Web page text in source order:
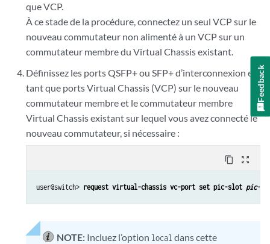
que VCP.
À ce stade de la procédure, connectez un seul VCP sur le
nouveau commutateur non alimenté à un VCP sur un
commutateur membre du Virtual Chassis existant.
Définissez les ports QSFP+ ou SFP+ d’interconnexion en
tant que ports Virtual Chassis (VCP) sur le nouveau
commutateur membre et le commutateur membre
Virtual Chassis existant sur lequel vous avez connecté le
nouveau commutateur, si nécessaire :
content_copy zoom_out_map
user@switch> request virtual-chassis vc-port set pic-slot pic-
NOTE: Incluez l’option local dans cette
Feedback